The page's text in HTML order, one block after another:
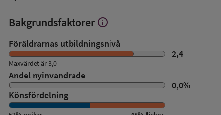
Bakgrundsfaktorer Visa
om
Bakgrundsfaktorer
info
Föräldrarnas utbildningsnivå
2,4
Maxvärdet är 3,0
Andel nyinvandrade
0,0%
Könsfördelning